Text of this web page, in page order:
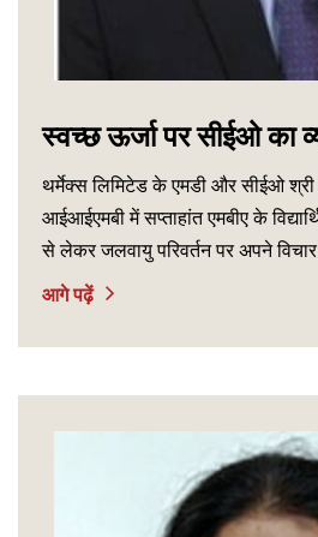
स्वच्छ ऊर्जा पर सीईओ का
थर्मेक्स लिमिटेड के एमडी और सीईओ श्री
आईआईएमबी में सप्ताहांत एमबीए के
से लेकर जलवायु परिवर्तन पर अपने
आगे पढ़ें